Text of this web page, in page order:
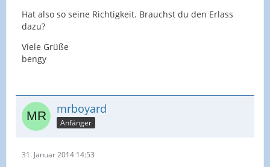
Hat also so seine Richtigkeit. Brauchst du den Erlass
dazu?
Viele Grüße
bengy
mrboyard
Anfänger
31. Januar 2014 14:53